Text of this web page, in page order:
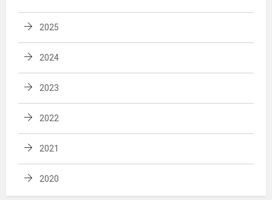
2025
2024
2023
2022
2021
2020